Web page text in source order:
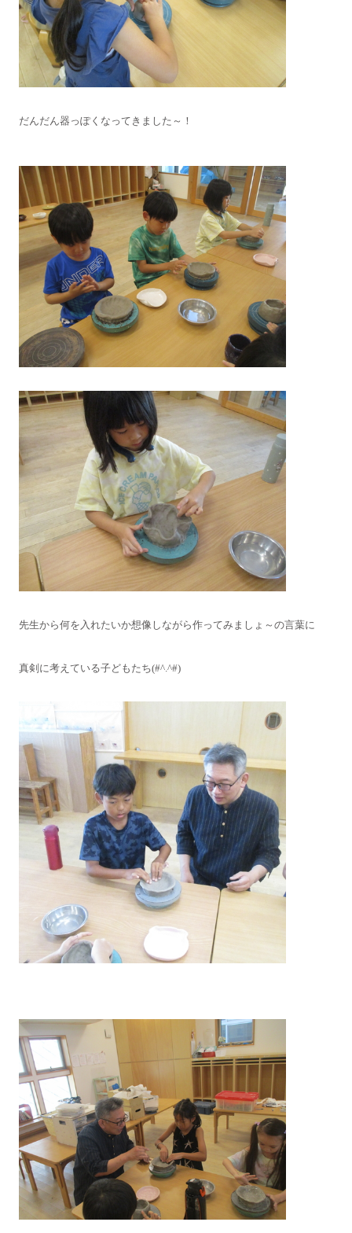
だんだん器っぽくなってきました～！
先生から何を入れたいか想像しながら作ってみましょ～の言葉に
真剣に考えている子どもたち(#^.^#)